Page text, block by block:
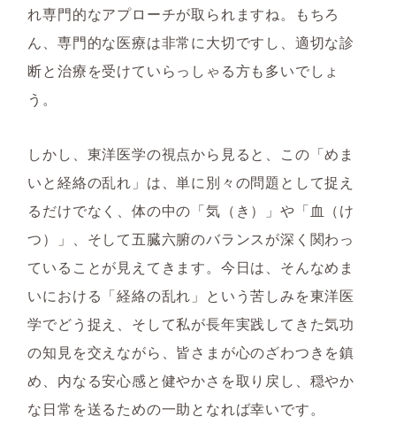
れ専門的なアプローチが取られますね。もちろ
ん、専門的な医療は非常に大切ですし、適切な診
断と治療を受けていらっしゃる方も多いでしょ
う。
しかし、東洋医学の視点から見ると、この「めま
いと経絡の乱れ」は、単に別々の問題として捉え
るだけでなく、体の中の「気（き）」や「血（け
つ）」、そして五臓六腑のバランスが深く関わっ
ていることが見えてきます。今日は、そんなめま
いにおける「経絡の乱れ」という苦しみを東洋医
学でどう捉え、そして私が長年実践してきた気功
の知見を交えながら、皆さまが心のざわつきを鎮
め、内なる安心感と健やかさを取り戻し、穏やか
な日常を送るための一助となれば幸いです。